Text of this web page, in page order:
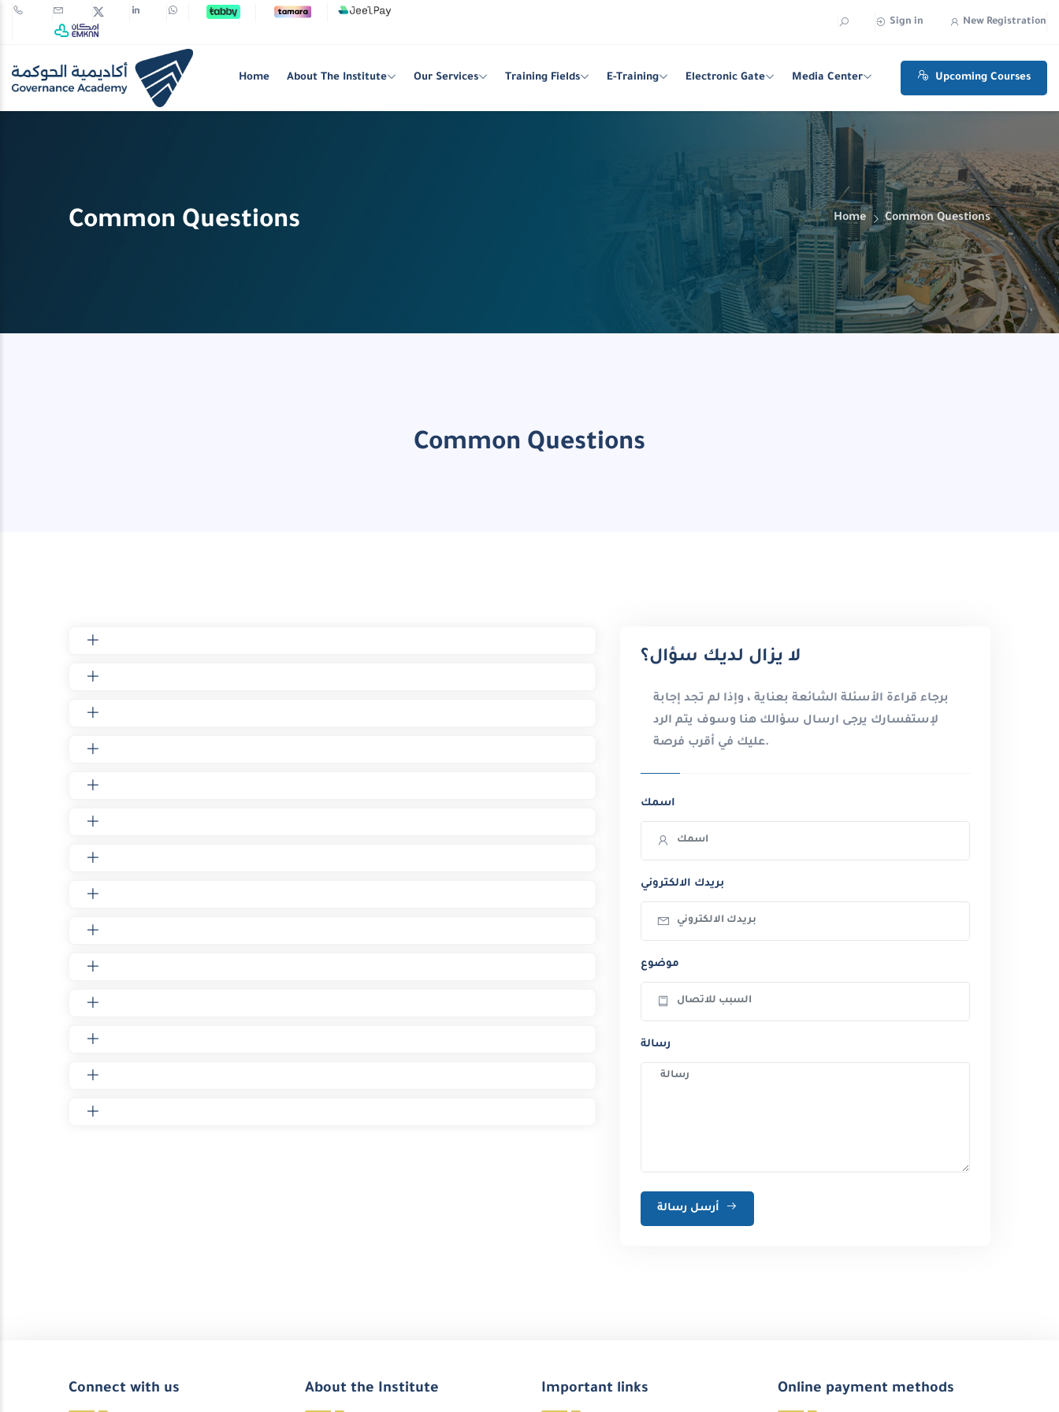
Sign in New Registration
Home About The Institute Our Services Training Fields E-Training Electronic Gate Media Center Upcoming Courses
Common Questions Home Common Questions
Common Questions
لا يزال لديك سؤال؟
برجاء قراءة الأسئلة الشائعة بعناية ، وإذا لم تجد إجابة
لإستفسارك يرجى ارسال سؤالك هنا وسوف يتم الرد
عليك في أقرب فرصة.
اسمك
بريدك الالكتروني
موضوع
رسالة
Connect with us About the Institute Important links Online payment methods